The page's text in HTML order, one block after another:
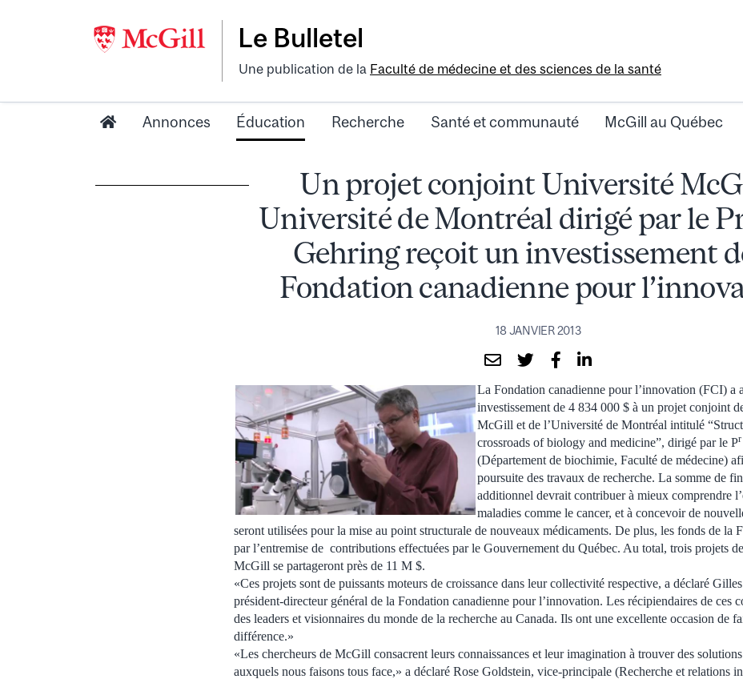
Le Bulletel
Une publication de la Faculté de médecine et des sciences de la santé
Annonces Éducation Recherche Santé et communauté McGill au Québec
Un projet conjoint Université
Université de Montréal dirigé par le
Gehring reçoit un investissement
Fondation canadienne pour
18 JANVIER 2013
La Fondation canadienne pour l’innovation (FCI) a
investissement de 4 834 000 $ à un projet conjoint
McGill et de l’Université de Montréal intitulé
crossroads of biology and medicine”, dirigé par le Pr
(Département de biochimie, Faculté de médecine)
poursuite des travaux de recherche. La somme de
additionnel devrait contribuer à mieux comprendre
maladies comme le cancer, et à concevoir de
seront utilisées pour la mise au point structurale de nouveaux médicaments. De plus, les fonds de la
par l’entremise de contributions effectuées par le Gouvernement du Québec. Au total, trois projets
McGill se partageront près de 11 M $.
«Ces projets sont de puissants moteurs de croissance dans leur collectivité respective, a déclaré
président-directeur général de la Fondation canadienne pour l’innovation. Les récipiendaires de ces
des leaders et visionnaires du monde de la recherche au Canada. Ils ont une excellente occasion de
différence.»
«Les chercheurs de McGill consacrent leurs connaissances et leur imagination à trouver des
auxquels nous faisons tous face,» a déclaré Rose Goldstein, vice-principale (Recherche et relations